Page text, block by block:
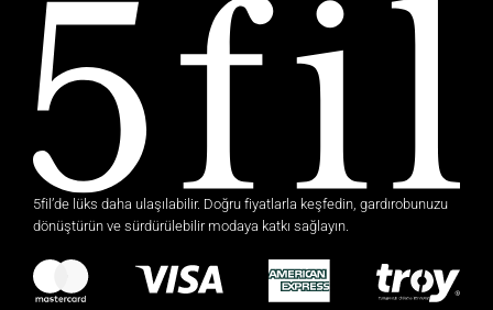
5fil’de lüks daha ulaşılabilir. Doğru fiyatlarla keşfedin, gardırobunuzu
dönüştürün ve sürdürülebilir modaya katkı sağlayın.